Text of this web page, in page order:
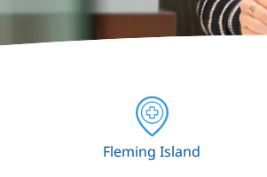
Fleming Island